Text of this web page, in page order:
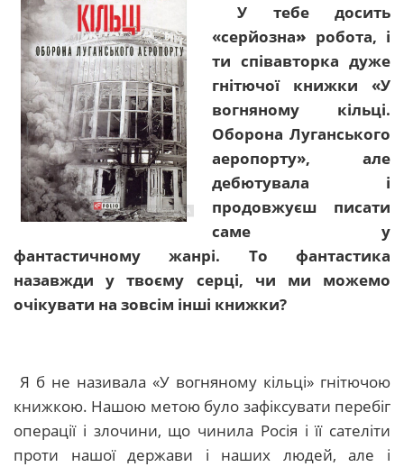
У тебе досить
«серйозна» робота, і
ти співавторка дуже
гнітючої книжки «У
вогняному кільці.
Оборона Луганського
аеропорту», але
дебютувала і
продовжуєш писати
саме у
фантастичному жанрі. То фантастика
назавжди у твоєму серці, чи ми можемо
очікувати на зовсім інші книжки?
Я б не називала «У вогняному кільці» гнітючою
книжкою. Нашою метою було зафіксувати перебіг
операції і злочини, що чинила Росія і її сателіти
проти нашої держави і наших людей, але і